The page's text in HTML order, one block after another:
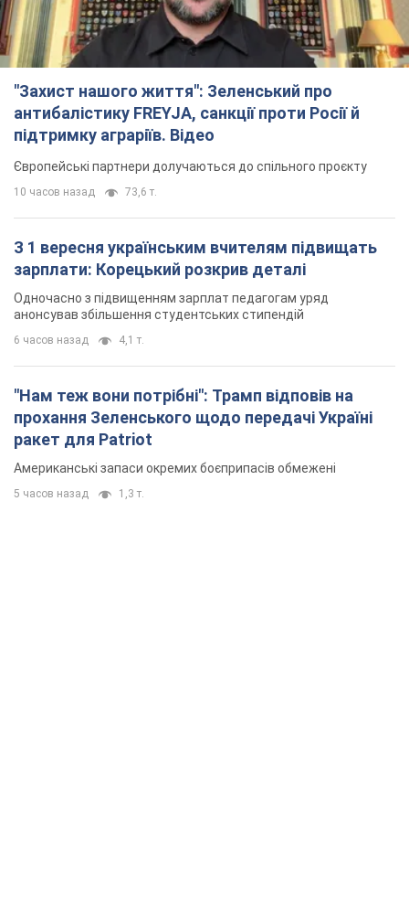
"Захист нашого життя": Зеленський про
антибалістику FREYJA, санкції проти Росії й
підтримку аграріїв. Відео
Європейські партнери долучаються до спільного проєкту
10 часов назад 73,6 т.
З 1 вересня українським вчителям підвищать
зарплати: Корецький розкрив деталі
Одночасно з підвищенням зарплат педагогам уряд
анонсував збільшення студентських стипендій
6 часов назад 4,1 т.
"Нам теж вони потрібні": Трамп відповів на
прохання Зеленського щодо передачі Україні
ракет для Patriot
Американські запаси окремих боєприпасів обмежені
5 часов назад 1,3 т.